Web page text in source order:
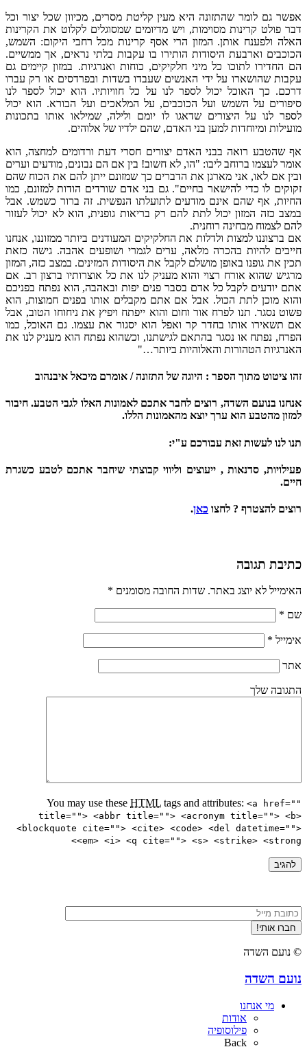
אפשר גם לומר שהתזונה היא מעין קליטת מסרים, מכיוון שכל יצור וכל
דבר פולט קרינות מסוימות, ויש מדיומים שמסוגלים לקלוט את הקרינות
האלה ולפענח אותן. המזון הרי אסף קרינות מכל רחבי היקום: השמש,
הכוכבים וארבעת היסודות הותירו בו עקבות בלתי נראים, אך ממשיים.
הם החדירו לתוכו כל מיני חלקיקים, כוחות ואנרגיות. במזון קיימים גם
עקבות שהושארו על ידי האנשים שעבדו בשדות ובפרדסים או רק עברו
דרכם. כך האוכל יכול לספר לנו על כל חוויותיו. הוא יכול לספר לנו
סיפורים על השמש ועל הכוכבים, על המלאכים ועל הבורא. הוא יכול
לספר לנו על היצורים שדאגו לו יומם ולילה, שמילאו אותו בתכונות
מועילות ומיוחדות למען בני האדם, שהם ילדיו של אלוהים.
אף שהטבע רואה בבני האדם יצורים חסרי דעת ורדומים למחצה, הוא
אומר לעצמו ברוחב ליבו: "הו, לא חשוב! בין אם הם נבונים, מודעים וערים
ובין אם לאו, אני מארגן את הדברים כך שמזונם ייתן להם את הכוח שהם
זקוקים לו כדי להישאר בחיים". גם בני אדם שורדים הודות למזונם, כמו
החיות, אף שהם אינם מודעים לתועלתו הנפשית. זה ברור כשמש. אבל
במצב כזה המזון יכול לתת להם רק בריאות גופנית, הוא לא יכול לעזור
להם לצמוח מבחינה רוחנית.
אם ברצוננו למצות ולדלות את החלקיקים המעודנים ביותר ממזוננו, אנחנו
חייבים להיות בהכרה מלאה, ערים לגמרי ושופעים אהבה. גישה כזאת
תכין את גופנו באופן מושלם לקבל את היסודות המזינים. במצב כזה, המזון
מרגיש שהוא אורח רצוי והוא מעניק לנו את כל אוצרותיו ברצון רב. אם
אתם יודעים לקבל כל אדם בסבר פנים יפות ובאהבה, הוא נפתח בפניכם
והוא מוכן לתת הכול. אבל אם אתם מקבלים אותו בפנים חמוצות, הוא
פשוט נסגר. תנו לפרח אור וחום והוא ייפתח ויפיץ את ניחוחו הטוב, אבל
אם תשאירו אותו בחדר קר ואפל הוא יסגור את עצמו. גם האוכל, כמו
הפרח, נפתח או נסגר בהתאם לגישתנו, וכשהוא נפתח הוא מעניק לנו את
האנרגיות הטהורות והאלוהיות ביותר…"
זהו ציטוט מתוך הספר : היוגה של התזונה / אומרם מיכאל איבנהוב
אנחנו בנועם השדה, רוצים לחבר אתכם לאמונות האלו לגבי הטבע. חיבור
למזון מהטבע הוא ערך יוצא מהאמונות הללו.
תנו לנו לעשות זאת עבורכם ע"י:
פעילויות, סדנאות , ייעוצים וליווי קבוצתי שיחבר אתכם לטבע כשגרת
חיים.
רוצים להצטרף ? לחצו כאן.
כתיבת תגובה
האימייל לא יוצג באתר. שדות החובה מסומנים *
שם *
אימייל *
אתר
התגובה שלך
You may use these HTML tags and attributes: <a href=""
title=""> <abbr title=""> <acronym title=""> <b>
<blockquote cite=""> <cite> <code> <del datetime="">
<em> <i> <q cite=""> <s> <strike> <strong>
© נועם השדה
נועם השדה
מי אנחנו
אודות
פילוסופיה
Back